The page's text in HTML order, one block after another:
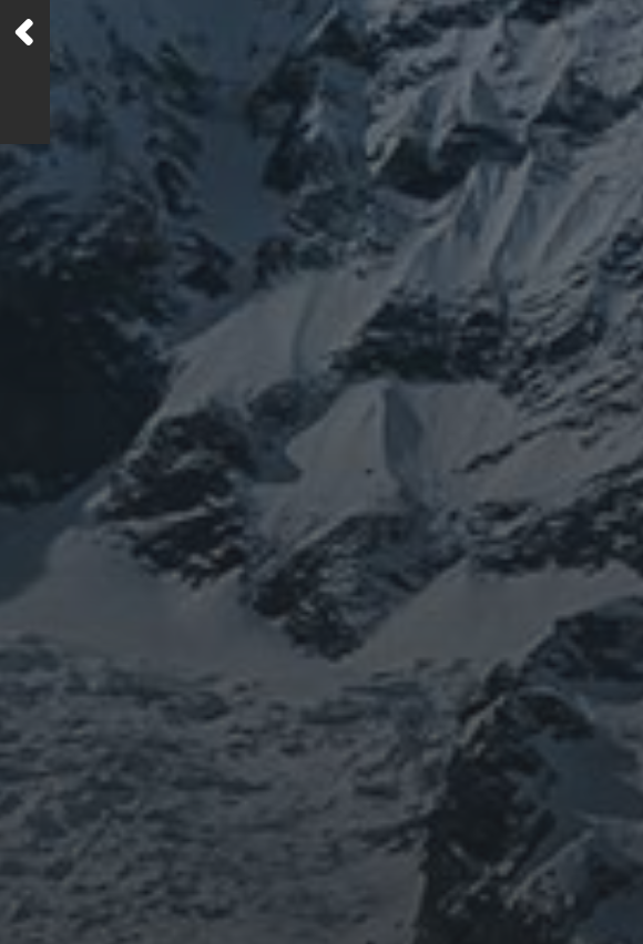
カテゴリー
お山 ぼやき日記 イベント告知 ウクライナ グルメ
世界史
修行修行日記 健康 大和魂
祈り 祓い神仏 福島科学(サイエンス)
タグ
COVID-19 nCoV SARS-
ユダヤ ワクチン 修験道 健康 免疫 出羽三山 南相
ルス 施術 東日本大震災 東洋医学 治療 法螺貝 珍型コロナ
PROFIEL
山岳信仰の行者です。山伏でもあります。2013年から